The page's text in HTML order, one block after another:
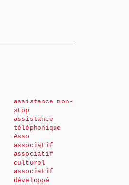
assistance non-
stop
assistance
téléphonique
Asso
associatif
associatif
culturel
associatif
développé